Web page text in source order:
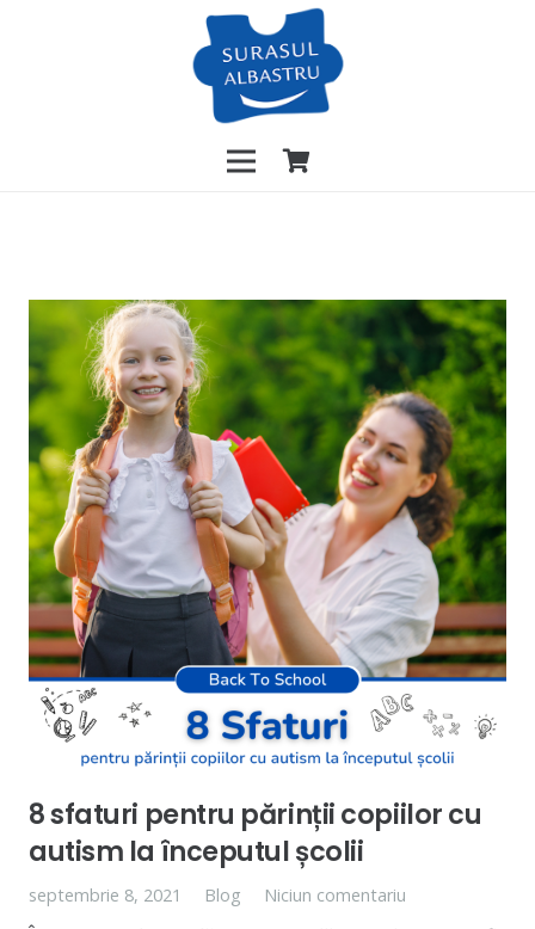
8 sfaturi pentru părinții copiilor cu
autism la începutul școlii
septembrie 8, 2021 Blog Niciun comentariu